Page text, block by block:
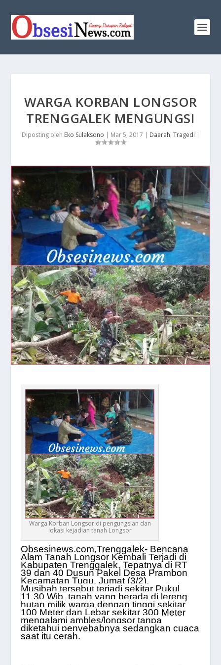
WARGA KORBAN LONGSOR
TRENGGALEK MENGUNGSI
Diposting oleh Eko Sulaksono | Mar 5, 2017 | Daerah, Tragedi |
Warga Korban Longsor di pengungsian dan
lokasi kejadian tanah Longsor
Obsesinews.com,Trenggalek- Bencana
Alam Tanah Longsor Kembali Terjadi di
Kabupaten Trenggalek, Tepatnya di RT
39 dan 40 Dusun Pakel Desa Prambon
Kecamatan Tugu, Jumat (3/2).
Musibah tersebut terjadi sekitar Pukul
11.30 Wib, tanah yang berada di lereng
hutan milik warga dengan tinggi sekitar
100 Meter dan Lebar sekitar 300 Meter
mengalami ambles/longsor tanpa
diketahui penyebabnya sedangkan cuaca
saat itu cerah.